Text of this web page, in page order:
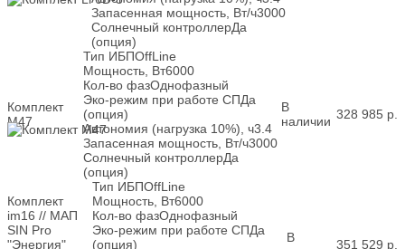
Запасенная мощность, Вт/ч3000
Солнечный контроллерДа
(опция)
Комплект
M47
Тип ИБПOffLine
Мощность, Вт6000
Кол-во фазОднофазный
Эко-режим при работе СПДа
(опция)
Автономия (нагрузка 10%), ч3.4
Запасенная мощность, Вт/ч3000
Солнечный контроллерДа
(опция)
В
наличии 328 985 р.
Комплект
im16 // МАП
SIN Pro
"Энергия"
Тип ИБПOffLine
Мощность, Вт6000
Кол-во фазОднофазный
Эко-режим при работе СПДа
(опция)
В
351 529 р.